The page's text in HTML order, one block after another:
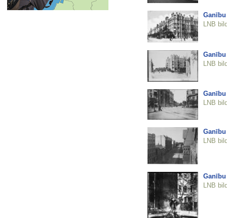
LNB
LNB
LNB
LNB
LNB